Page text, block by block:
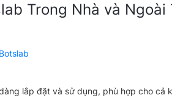
Trong Nhà và Ngoài
lắp đặt và sử dụng, phù hợp cho cả